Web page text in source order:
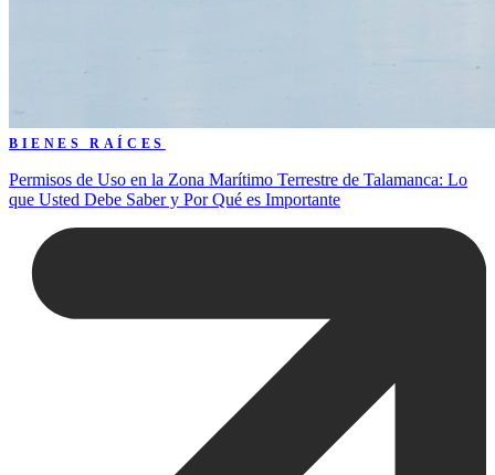
BIENES RAÍCES
Permisos de Uso en la Zona Marítimo Terrestre de Talamanca: Lo
que Usted Debe Saber y Por Qué es Importante